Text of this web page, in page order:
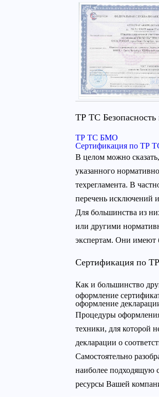
ТР ТС
ТР ТС БМО
Сертификация по ТР
В целом можно
указанного
техрегламента. В
перечень исключений
Для большинства из
или другими
экспертам. Они имеют
Сертификация по
Как и большинство
оформление
оформление
Процедуры
техники, для которой
декларации о
Самостоятельно
наиболее подходящую
ресурсы Вашей